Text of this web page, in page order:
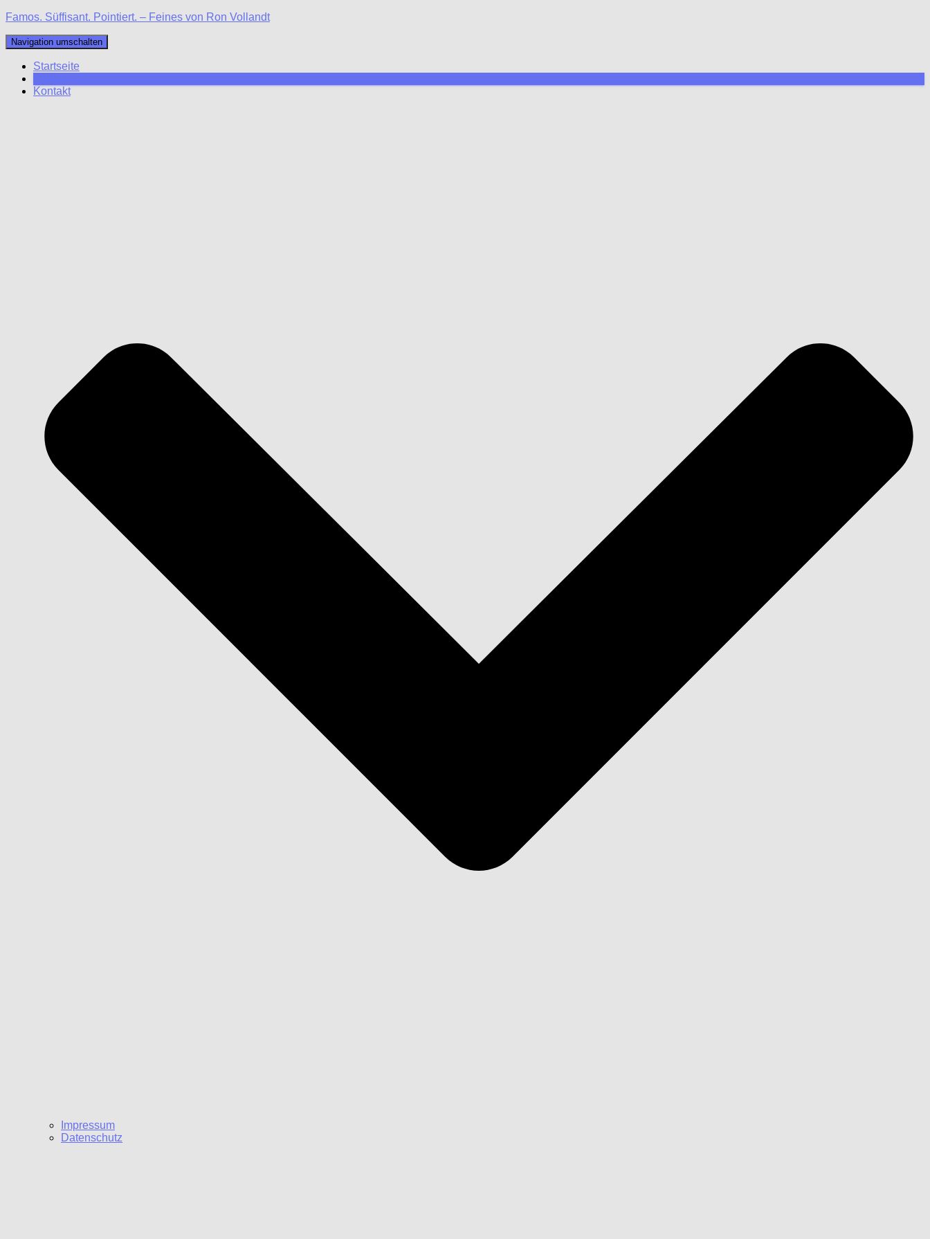
Famos. Süffisant. Pointiert. – Feines von Ron Vollandt
Navigation umschalten
Startseite
Kontakt
Impressum
Datenschutz